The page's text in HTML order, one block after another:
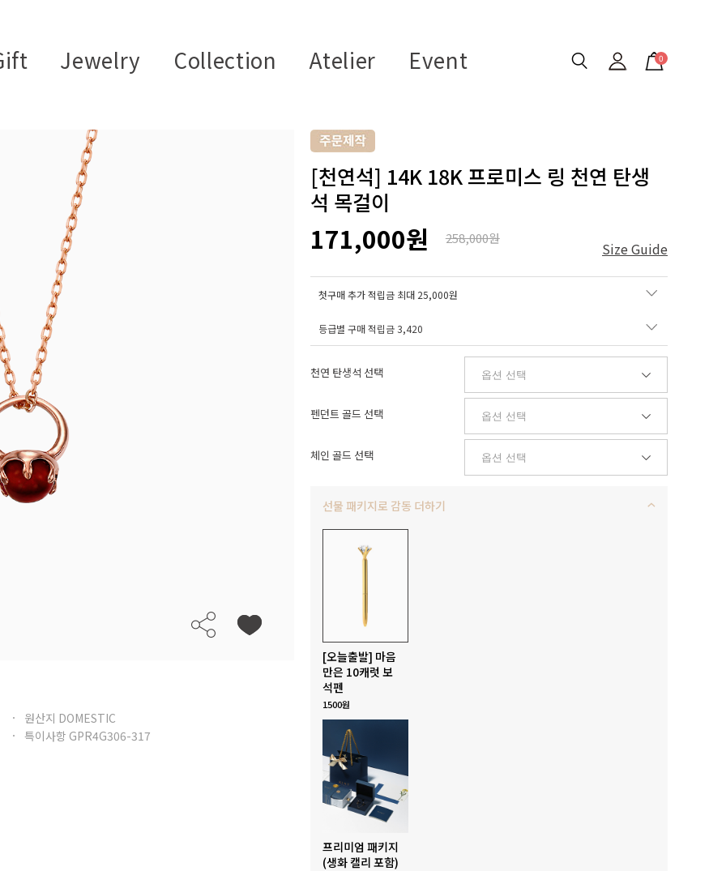
Jewelry Collection Atelier Event 0
원산지 DOMESTIC
특이사항 GPR4G306-317
[천연석] 14K 18K 프로미스 링 천연 탄생
석 목걸이
171,000원 258,000원
Size Guide
첫구매 추가 적립금 최대 25,000원
등급별 구매 적립금3,420
천연 탄생석 선택
펜던트 골드 선택
체인 골드 선택
선물 패키지로 감동 더하기
[오늘출발] 마음
만은 10캐럿 보
석펜
1500원
프리미엄 패키지
(생화 캘리 포함)